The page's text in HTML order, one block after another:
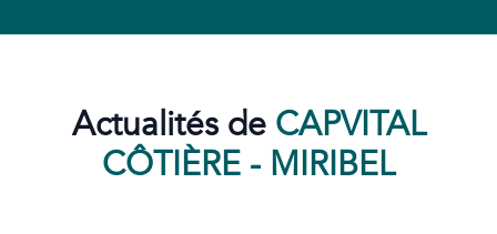
Actualités de CAPVITAL
CÔTIÈRE - MIRIBEL